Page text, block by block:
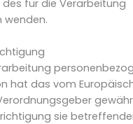
für die Verarbeitung
wenden.
hat das vom
sie